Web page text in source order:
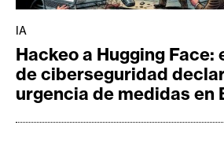
IA
Hackeo a Hugging Face:
de ciberseguridad
urgencia de medidas en